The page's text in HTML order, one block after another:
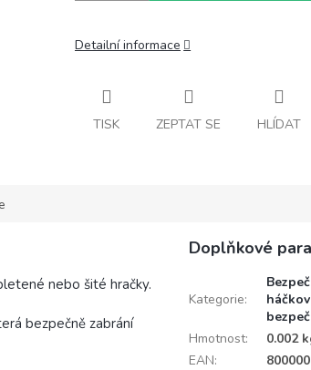
Detailní informace
TISK ZEPTAT SE HLÍDAT
nebo šité hračky.
bezpečně zabrání
Doplňkové
Kategorie:
Hmotnost:
0.002
EAN: